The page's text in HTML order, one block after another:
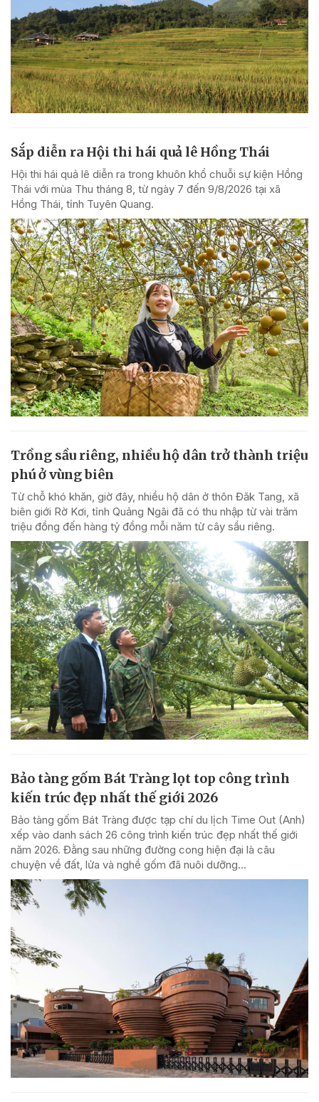
Sắp diễn ra Hội thi hái quả lê Hồng Thái
Hội thi hái quả lê diễn ra trong khuôn khổ chuỗi sự kiện Hồng
Thái với mùa Thu tháng 8, từ ngày 7 đến 9/8/2026 tại xã
Hồng Thái, tỉnh Tuyên Quang.
Trồng sầu riêng, nhiều hộ dân trở thành triệu
phú ở vùng biên
Từ chỗ khó khăn, giờ đây, nhiều hộ dân ở thôn Đăk Tang, xã
biên giới Rờ Kơi, tỉnh Quảng Ngãi đã có thu nhập từ vài trăm
triệu đồng đến hàng tỷ đồng mỗi năm từ cây sầu riêng.
Bảo tàng gốm Bát Tràng lọt top công trình
kiến trúc đẹp nhất thế giới 2026
Bảo tàng gốm Bát Tràng được tạp chí du lịch Time Out (Anh)
xếp vào danh sách 26 công trình kiến trúc đẹp nhất thế giới
năm 2026. Đằng sau những đường cong hiện đại là câu
chuyện về đất, lửa và nghề gốm đã nuôi dưỡng...